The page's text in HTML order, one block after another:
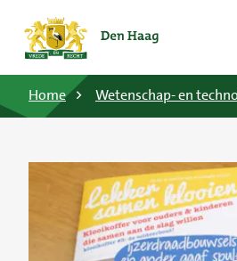
Home Wetenschap- en